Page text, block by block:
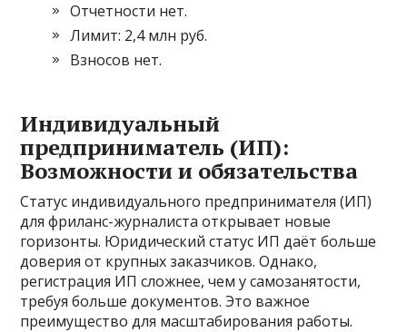
Отчетности нет.
Лимит: 2,4 млн руб.
Взносов нет.
Индивидуальный
предприниматель (ИП):
Возможности и обязательства
Статус индивидуального предпринимателя (ИП)
для фриланс-журналиста открывает новые
горизонты. Юридический статус ИП даёт больше
доверия от крупных заказчиков. Однако,
регистрация ИП сложнее, чем у самозанятости,
требуя больше документов. Это важное
преимущество для масштабирования работы.